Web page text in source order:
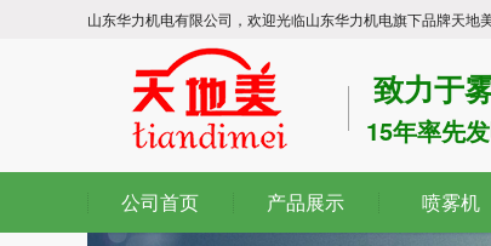
山东华力机电有限公司，欢迎光临山东华力机电旗下品牌天地
致力于雾
15年率先
公司首页 产品展示 喷雾机